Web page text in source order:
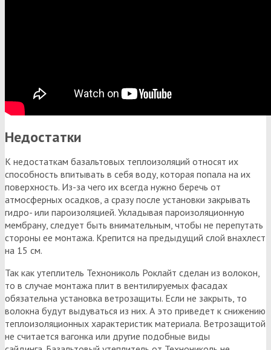
Недостатки
К недостаткам базальтовых теплоизоляций относят их
способность впитывать в себя воду, которая попала на их
поверхность. Из-за чего их всегда нужно беречь от
атмосферных осадков, а сразу после установки закрывать
гидро- или пароизоляцией. Укладывая пароизоляционную
мембрану, следует быть внимательным, чтобы не перепутать
стороны ее монтажа. Крепится на предыдущий слой внахлест
на 15 см.
Так как утеплитель Технониколь Роклайт сделан из волокон,
то в случае монтажа плит в вентилируемых фасадах
обязательна установка ветрозащиты. Если не закрыть, то
волокна будут выдуваться из них. А это приведет к снижению
теплоизоляционных характеристик материала. Ветрозащитой
не считается вагонка или другие подобные виды